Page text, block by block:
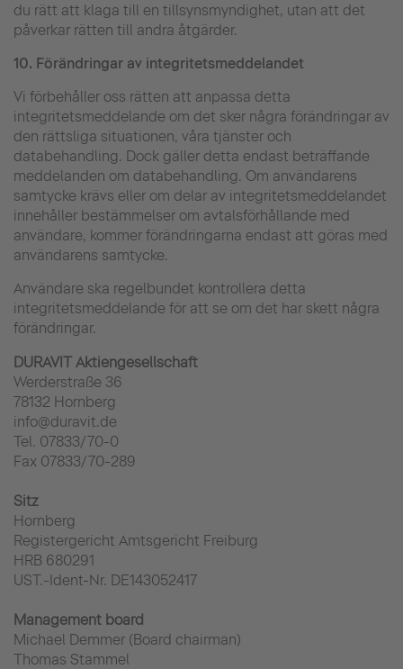
du rätt att klaga till en tillsynsmyndighet, utan att det
påverkar rätten till andra åtgärder.
10. Förändringar av integritetsmeddelandet
Vi förbehåller oss rätten att anpassa detta
integritetsmeddelande om det sker några förändringar av
den rättsliga situationen, våra tjänster och
databehandling. Dock gäller detta endast beträffande
meddelanden om databehandling. Om användarens
samtycke krävs eller om delar av integritetsmeddelandet
innehåller bestämmelser om avtalsförhållande med
användare, kommer förändringarna endast att göras med
användarens samtycke.
Användare ska regelbundet kontrollera detta
integritetsmeddelande för att se om det har skett några
förändringar.
DURAVIT Aktiengesellschaft
Werderstraße 36
78132 Hornberg
info@duravit.de
Tel. 07833/70-0
Fax 07833/70-289
Sitz
Hornberg
Registergericht Amtsgericht Freiburg
HRB 680291
UST.-Ident-Nr. DE143052417
Management board
Michael Demmer (Board chairman)
Thomas Stammel